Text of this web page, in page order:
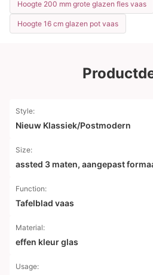
Hoogte 200 mm grote glazen fles vaas
Hoogte 16 cm glazen pot vaas
Style:
Nieuw Klassiek/Postmodern
Size:
assted 3 maten, aangepast
Function:
Tafelblad vaas
Material:
effen kleur glas
Usage: